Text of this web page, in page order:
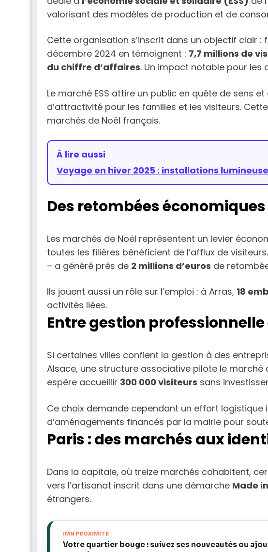
valorisant des modèles de production et de
Cette organisation s’inscrit dans un objectif clair
décembre 2024 en témoignent : 7,7 millions de
du chiffre d’affaires. Un impact notable pour
Le marché ESS attire un public en quête de sens
d’attractivité pour les familles et les visiteurs.
marchés de Noël français.
À lire aussi
Voyage en hiver 2025 : installations
Des retombées
Les marchés de Noël représentent un levier
toutes les filières bénéficient de l’afflux de
– a généré près de 2 millions d’euros de
Ils jouent aussi un rôle sur l’emploi : à Arras, 18
activités liées.
Entre gestion
Si certaines villes confient la gestion à des
Alsace, une structure associative pilote le marché
espère accueillir 300 000 visiteurs sans
Ce choix demande cependant un effort
d’aménagements financés par la mairie pour
Paris : des marchés aux
Dans la capitale, où treize marchés cohabitent,
vers l’artisanat inscrit dans une démarche Made
étrangers.
IMN PROXIMITÉ
Votre quartier bouge : suivez ses nouveautés ou